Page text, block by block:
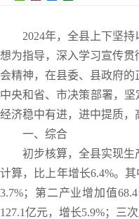
2024年，全县上下坚
想为指导，深入学习宣传
会精神，在县委、县政府
中央和省、市决策部署，
经济稳中有进，进中提质，
一、综合
初步核算，全县实现生
计算，比上年增长6.4%。
3.7%；第二产业增加值
127.1亿元，增长5.9%；三